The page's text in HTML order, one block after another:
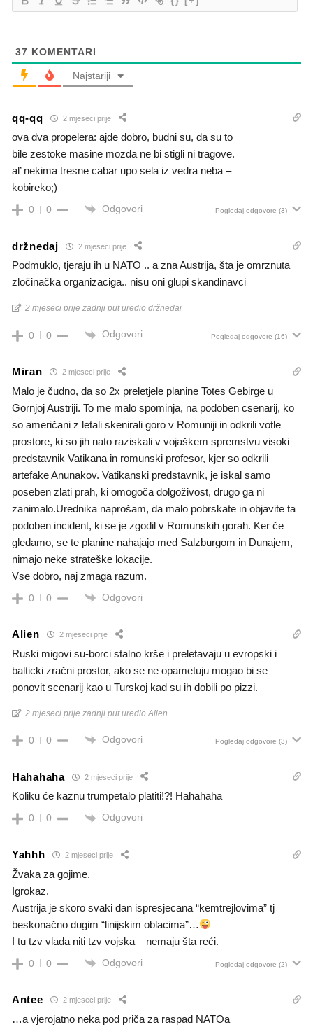
37 KOMENTARI
Najstariji
qq-qq 2 mjeseci prije
ova dva propelera: ajde dobro, budni su, da su to
bile zestoke masine mozda ne bi stigli ni tragove.
al’ nekima tresne cabar upo sela iz vedra neba –
kobireko;)
0 0 Odgovori Pogledaj odgovore (3)
držnedaj 2 mjeseci prije
Podmuklo, tjeraju ih u NATO .. a zna Austrija, šta je omrznuta
zločinačka organizaciga.. nisu oni glupi skandinavci
2 mjeseci prije zadnji put uredio držnedaj
0 0 Odgovori Pogledaj odgovore (16)
Miran 2 mjeseci prije
Malo je čudno, da so 2x preletjele planine Totes Gebirge u
Gornjoj Austriji. To me malo spominja, na podoben csenarij, ko
so američani z letali skenirali goro v Romuniji in odkrili votle
prostore, ki so jih nato raziskali v vojaškem spremstvu visoki
predstavnik Vatikana in romunski profesor, kjer so odkrili
artefake Anunakov. Vatikanski predstavnik, je iskal samo
poseben zlati prah, ki omogoča dolgoživost, drugo ga ni
zanimalo.Urednika naprošam, da malo pobrskate in objavite ta
podoben incident, ki se je zgodil v Romunskih gorah. Ker če
gledamo, se te planine nahajajo med Salzburgom in Dunajem,
nimajo neke strateške lokacije.
Vse dobro, naj zmaga razum.
0 0 Odgovori
Alien 2 mjeseci prije
Ruski migovi su-borci stalno krše i preletavaju u evropski i
balticki zračni prostor, ako se ne opametuju mogao bi se
ponovit scenarij kao u Turskoj kad su ih dobili po pizzi.
2 mjeseci prije zadnji put uredio Alien
0 0 Odgovori Pogledaj odgovore (3)
Hahahaha 2 mjeseci prije
Koliku će kaznu trumpetalo platiti!?! Hahahaha
0 0 Odgovori
Yahhh 2 mjeseci prije
Žvaka za gojime.
Igrokaz.
Austrija je skoro svaki dan ispresjecana “kemtrejlovima” tj
beskonačno dugim “linijskim oblacima”…
I tu tzv vlada niti tzv vojska – nemaju šta reći.
0 0 Odgovori Pogledaj odgovore (2)
Antee 2 mjeseci prije
…a vjerojatno neka pod priča za raspad NATOa